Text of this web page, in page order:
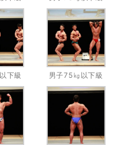
下級 男子75㎏以下級